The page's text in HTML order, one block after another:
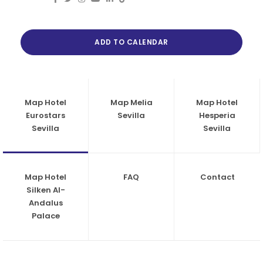
ADD TO CALENDAR
Map Hotel
Eurostars
Sevilla
Map Melia
Sevilla
Map Hotel
Hesperia
Sevilla
Map Hotel
Silken Al-
Andalus
Palace
FAQ Contact